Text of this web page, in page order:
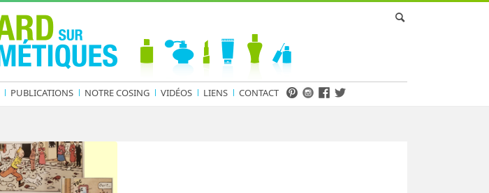
PUBLICATIONS NOTRE COSING VIDÉOS LIENS CONTACT